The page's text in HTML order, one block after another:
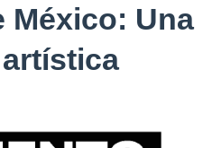
México: Una